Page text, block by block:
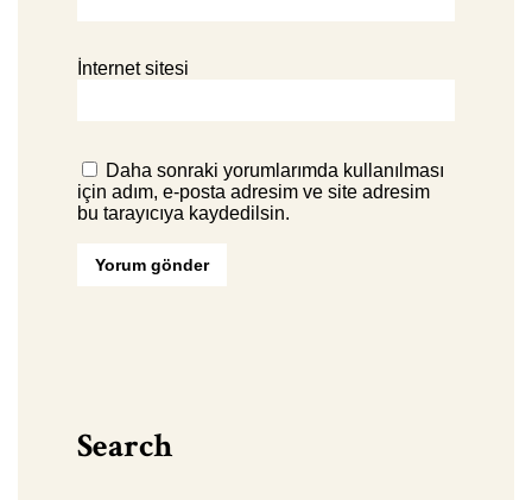
İnternet sitesi
Daha sonraki yorumlarımda kullanılması
için adım, e-posta adresim ve site adresim
bu tarayıcıya kaydedilsin.
Search